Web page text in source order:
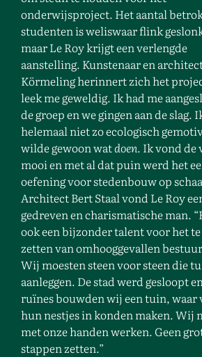
onderwijsproject. Het aantal
studenten is weliswaar flink
maar Le Roy krijgt een verlengde
aanstelling. Kunstenaar en
Körmeling herinnert zich het
leek me geweldig. Ik had me
de groep en we gingen aan de slag.
helemaal niet zo ecologisch
wilde gewoon watdoen. Ik vond de
mooi en met al dat puin werd het
oefening voor stedenbouw op
Architect Bert Staal vond Le Roy
gedreven en charismatische man.
ook een bijzonder talent voor het
zetten van omhooggevallen
Wij moesten steen voor steen die
aanleggen. De stad werd gesloopt
ruïnes bouwden wij een tuin, waar
hun nestjes in konden maken. Wij
met onze handen werken. Geen
stappen zetten.”